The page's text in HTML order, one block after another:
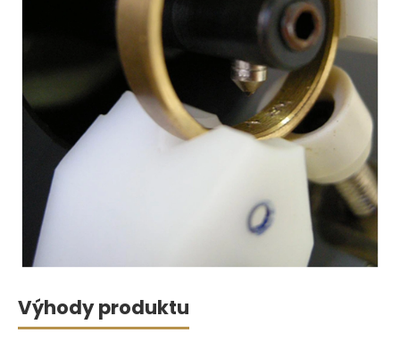
Výhody produktu